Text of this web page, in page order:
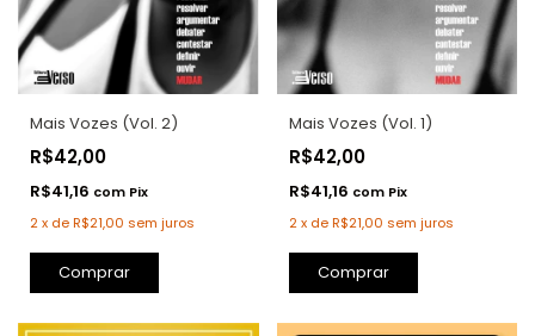
Mais Vozes (Vol. 2)
R$42,00
R$41,16 com Pix
2x deR$21,00 sem juros
Comprar
Mais Vozes (Vol. 1)
R$42,00
R$41,16 com Pix
2 x deR$21,00 sem juros
Comprar